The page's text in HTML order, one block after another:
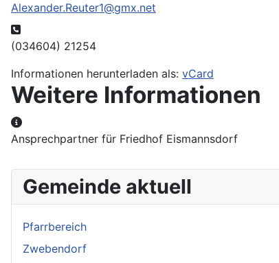
Alexander.Reuter1@gmx.net
Telefon:
(034604) 21254
Informationen herunterladen als: vCard
Weitere Informationen
Weitere Informationen
Ansprechpartner für Friedhof Eismannsdorf
Gemeinde aktuell
Pfarrbereich
Zwebendorf